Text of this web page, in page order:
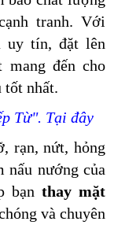
tranh. Với
uy tín, đặt lên
mang đến cho
tốt nhất.
Từ". Tại đây
rạn, nứt, hỏng
nấu nướng của
bạn thay mặt
và chuyên